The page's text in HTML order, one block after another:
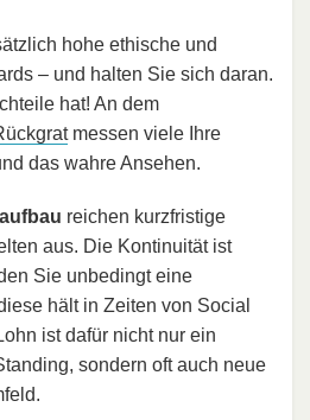
hohe ethische und
– und halten Sie sich daran.
hat! An dem
messen viele Ihre
das wahre Ansehen.
reichen kurzfristige
aus. Die Kontinuität ist
Sie unbedingt eine
hält in Zeiten von Social
ist dafür nicht nur ein
sondern oft auch neue